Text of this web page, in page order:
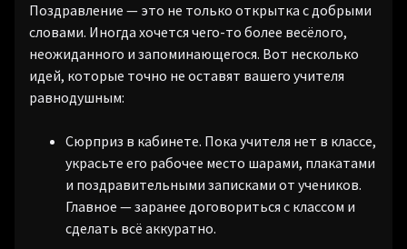
Поздравление — это не только открытка с добрыми
словами. Иногда хочется чего-то более весёлого,
неожиданного и запоминающегося. Вот несколько
идей, которые точно не оставят вашего учителя
равнодушным:
Сюрприз в кабинете. Пока учителя нет в классе,
украсьте его рабочее место шарами, плакатами
и поздравительными записками от учеников.
Главное — заранее договориться с классом и
сделать всё аккуратно.